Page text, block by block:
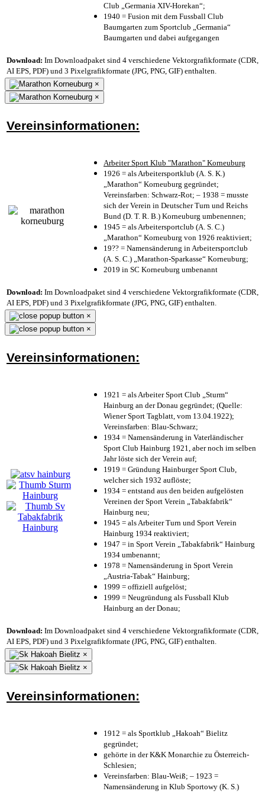
Club „Germania XIV-Horekan“;
1940 = Fusion mit dem Fussball Club
Baumgarten zum Sportclub „Germania“
Baumgarten und dabei aufgegangen
Download: Im Downloadpaket sind 4 verschiedene Vektorgrafikformate (CDR,
AI EPS, PDF) und 3 Pixelgrafikformate (JPG, PNG, GIF) enthalten.
×
×
Vereinsinformationen:
Arbeiter Sport Klub "Marathon" Korneuburg
1926 = als Arbeitersportklub (A. S. K.)
„Marathon“ Korneuburg gegründet;
Vereinsfarben: Schwarz-Rot; – 1938 = musste
sich der Verein in Deutscher Turn und Reichs
Bund (D. T. R. B.) Korneuburg umbenennen;
1945 = als Arbeitersportclub (A. S. C.)
„Marathon“ Korneuburg von 1926 reaktiviert;
19?? = Namensänderung in Arbeitersportclub
(A. S. C.) „Marathon-Sparkasse“ Korneuburg;
2019 in SC Korneuburg umbenannt
Download: Im Downloadpaket sind 4 verschiedene Vektorgrafikformate (CDR,
AI EPS, PDF) und 3 Pixelgrafikformate (JPG, PNG, GIF) enthalten.
×
×
Vereinsinformationen:
1921 = als Arbeiter Sport Club „Sturm“
Hainburg an der Donau gegründet; (Quelle:
Wiener Sport Tagblatt, vom 13.04.1922);
Vereinsfarben: Blau-Schwarz;
1934 = Namensänderung in Vaterländischer
Sport Club Hainburg 1921, aber noch im selben
Jahr löste sich der Verein auf;
1919 = Gründung Hainburger Sport Club,
welcher sich 1932 auflöste;
1934 = entstand aus den beiden aufgelösten
Vereinen der Sport Verein „Tabakfabrik“
Hainburg neu;
1945 = als Arbeiter Turn und Sport Verein
Hainburg 1934 reaktiviert;
1947 = in Sport Verein „Tabakfabrik“ Hainburg
1934 umbenannt;
1978 = Namensänderung in Sport Verein
„Austria-Tabak“ Hainburg;
1999 = offiziell aufgelöst;
1999 = Neugründung als Fussball Klub
Hainburg an der Donau;
Download: Im Downloadpaket sind 4 verschiedene Vektorgrafikformate (CDR,
AI EPS, PDF) und 3 Pixelgrafikformate (JPG, PNG, GIF) enthalten.
×
×
Vereinsinformationen:
1912 = als Sportklub „Hakoah“ Bielitz
gegründet;
gehörte in der K&K Monarchie zu Österreich-
Schlesien;
Vereinsfarben: Blau-Weiß; – 1923 =
Namensänderung in Klub Sportowy (K. S.)